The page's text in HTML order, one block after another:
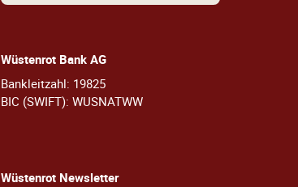
Wüstenrot Bank AG
Bankleitzahl: 19825
BIC (SWIFT): WUSNATWW
Wüstenrot Newsletter